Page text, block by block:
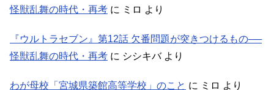
怪獣乱舞の時代・再考 に ミロ より
『ウルトラセブン』第12話 欠番問題が突きつけるもの──
怪獣乱舞の時代・再考 に シシキバより
わが母校「宮城県築館高等学校」のこと に ミロ より